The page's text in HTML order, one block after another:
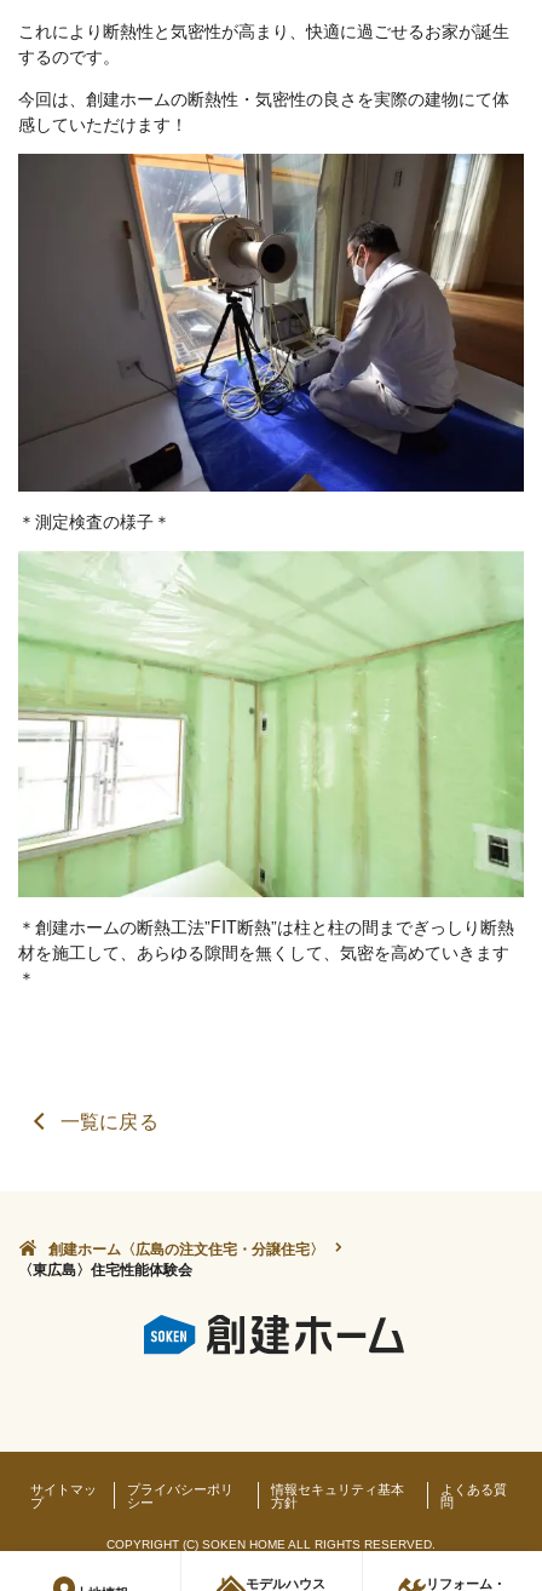
モデルハウス リフォーム・
これにより断熱性と気密性が高まり、快適に過ごせるお家が誕生
するのです。
今回は、創建ホームの断熱性・気密性の良さを実際の建物にて体
感していただけます！
＊測定検査の様子＊
＊創建ホームの断熱工法”FIT断熱”は柱と柱の間までぎっしり断熱
材を施工して、あらゆる隙間を無くして、気密を高めていきます
＊
一覧に戻る
創建ホーム〈広島の注文住宅・分譲住宅〉
〈東広島〉住宅性能体験会
サイトマッ
プ
プライバシーポリ
シー
情報セキュリティ基本
方針
よくある質
問
COPYRIGHT (C) SOKEN HOME ALL RIGHTS RESERVED.